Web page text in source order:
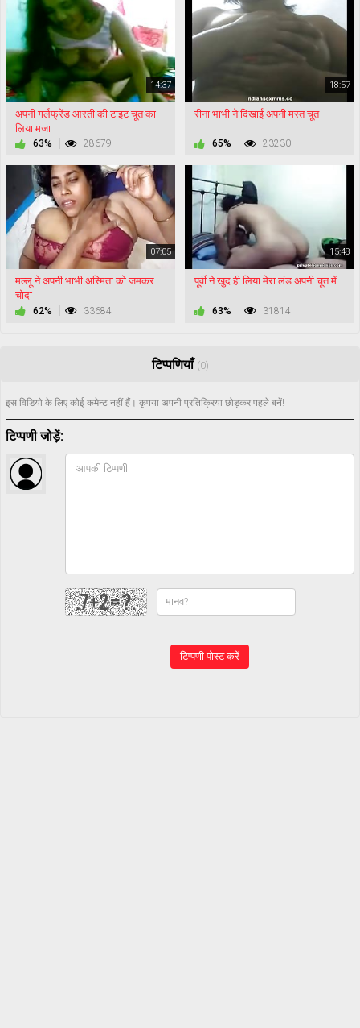
14:37
अपनी गर्लफ्रेंड आरती की टाइट चूत का
लिया मजा
63% 28679
18:57
रीना भाभी ने दिखाई अपनी मस्त चूत
65% 23230
07:05
मल्लू ने अपनी भाभी अस्मिता को जमकर
चोदा
62% 33684
15:48
पूर्वी ने खुद ही लिया मेरा लंड अपनी चूत में
63% 31814
टिप्पणियाँ (0)
इस विडियो के लिए कोई कमेन्ट नहीं हैं। कृपया अपनी प्रतिक्रिया छोड़कर पहले बनें!
टिप्पणी जोड़ें:
टिप्पणी पोस्ट करें